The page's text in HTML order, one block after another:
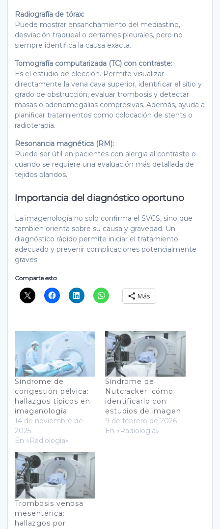
Radiografía de tórax:
Puede mostrar ensanchamiento del mediastino,
desviación traqueal o derrames pleurales, pero no
siempre identifica la causa exacta.
Tomografía computarizada (TC) con contraste:
Es el estudio de elección. Permite visualizar
directamente la vena cava superior, identificar el sitio y
grado de obstrucción, evaluar trombosis y detectar
masas o adenomegalias compresivas. Además, ayuda a
planificar tratamientos como colocación de stents o
radioterapia.
Resonancia magnética (RM):
Puede ser útil en pacientes con alergia al contraste o
cuando se requiere una evaluación más detallada de
tejidos blandos.
Importancia del diagnóstico oportuno
La imagenología no solo confirma el SVCS, sino que
también orienta sobre su causa y gravedad. Un
diagnóstico rápido permite iniciar el tratamiento
adecuado y prevenir complicaciones potencialmente
graves.
Comparte esto:
Más
Síndrome de
congestión pélvica:
hallazgos típicos en
imagenología
14 de noviembre de
2025
En «Radiología»
Síndrome de
Nutcracker: cómo
identificarlo con
estudios de imagen
9 de febrero de 2026
En «Radiología»
Trombosis venosa
mesentérica:
hallazgos por